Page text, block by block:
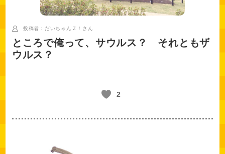
投稿者：だいちゃんＺ！ さん
ところで俺って、サウルス？ それともザ
ウルス？
2